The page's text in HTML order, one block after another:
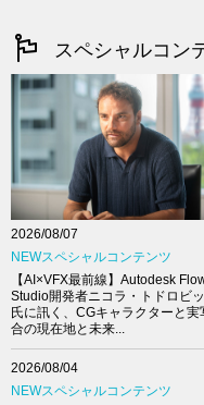
スペシャルコン
2026/08/07
NEWスペシャルコンテンツ
【AI×VFX最前線】Autodesk
Studio開発者ニコラ・トドロビ
氏に訊く、CGキャラクターと実
合の現在地と未来...
2026/08/04
NEWスペシャルコンテンツ